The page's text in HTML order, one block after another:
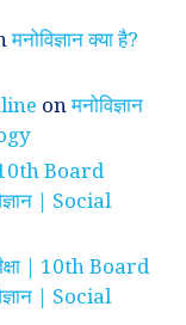
मनोविज्ञान क्या है?
onमनोविज्ञान
10th Board
| Social
| 10th Board
| Social